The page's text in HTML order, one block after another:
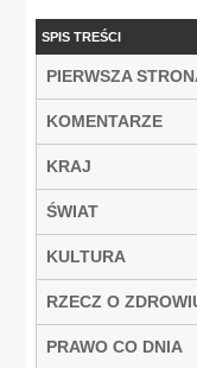
SPIS TREŚCI
PIERWSZA
KOMENTARZE
KRAJ
ŚWIAT
KULTURA
RZECZ O
PRAWO CO DNIA